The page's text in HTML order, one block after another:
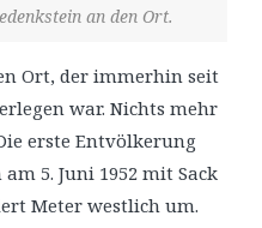
an den Ort.
Ort, der immerhin seit
war. Nichts mehr
erste Entvölkerung
5. Juni 1952 mit Sack
Meter westlich um.